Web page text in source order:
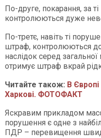
По-друге, покарання, за
контролюються дуже
По-третє, навіть ті
штраф, контролюються
наслідок серед
отримує штраф вкрай
Читайте також: В
Харкові. ФОТОФАКТ
Яскравим прикладом
порушення є одне з
ПДР – перевищення